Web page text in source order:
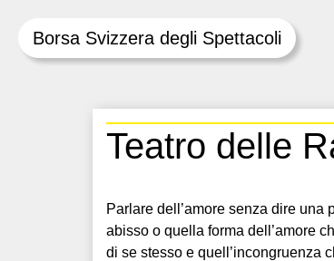
Borsa Svizzera degli Spettacoli
Teatro delle
Parlare dell’amore senza dire una
abisso o quella forma dell’amore
di se stesso e quell’incongruenza